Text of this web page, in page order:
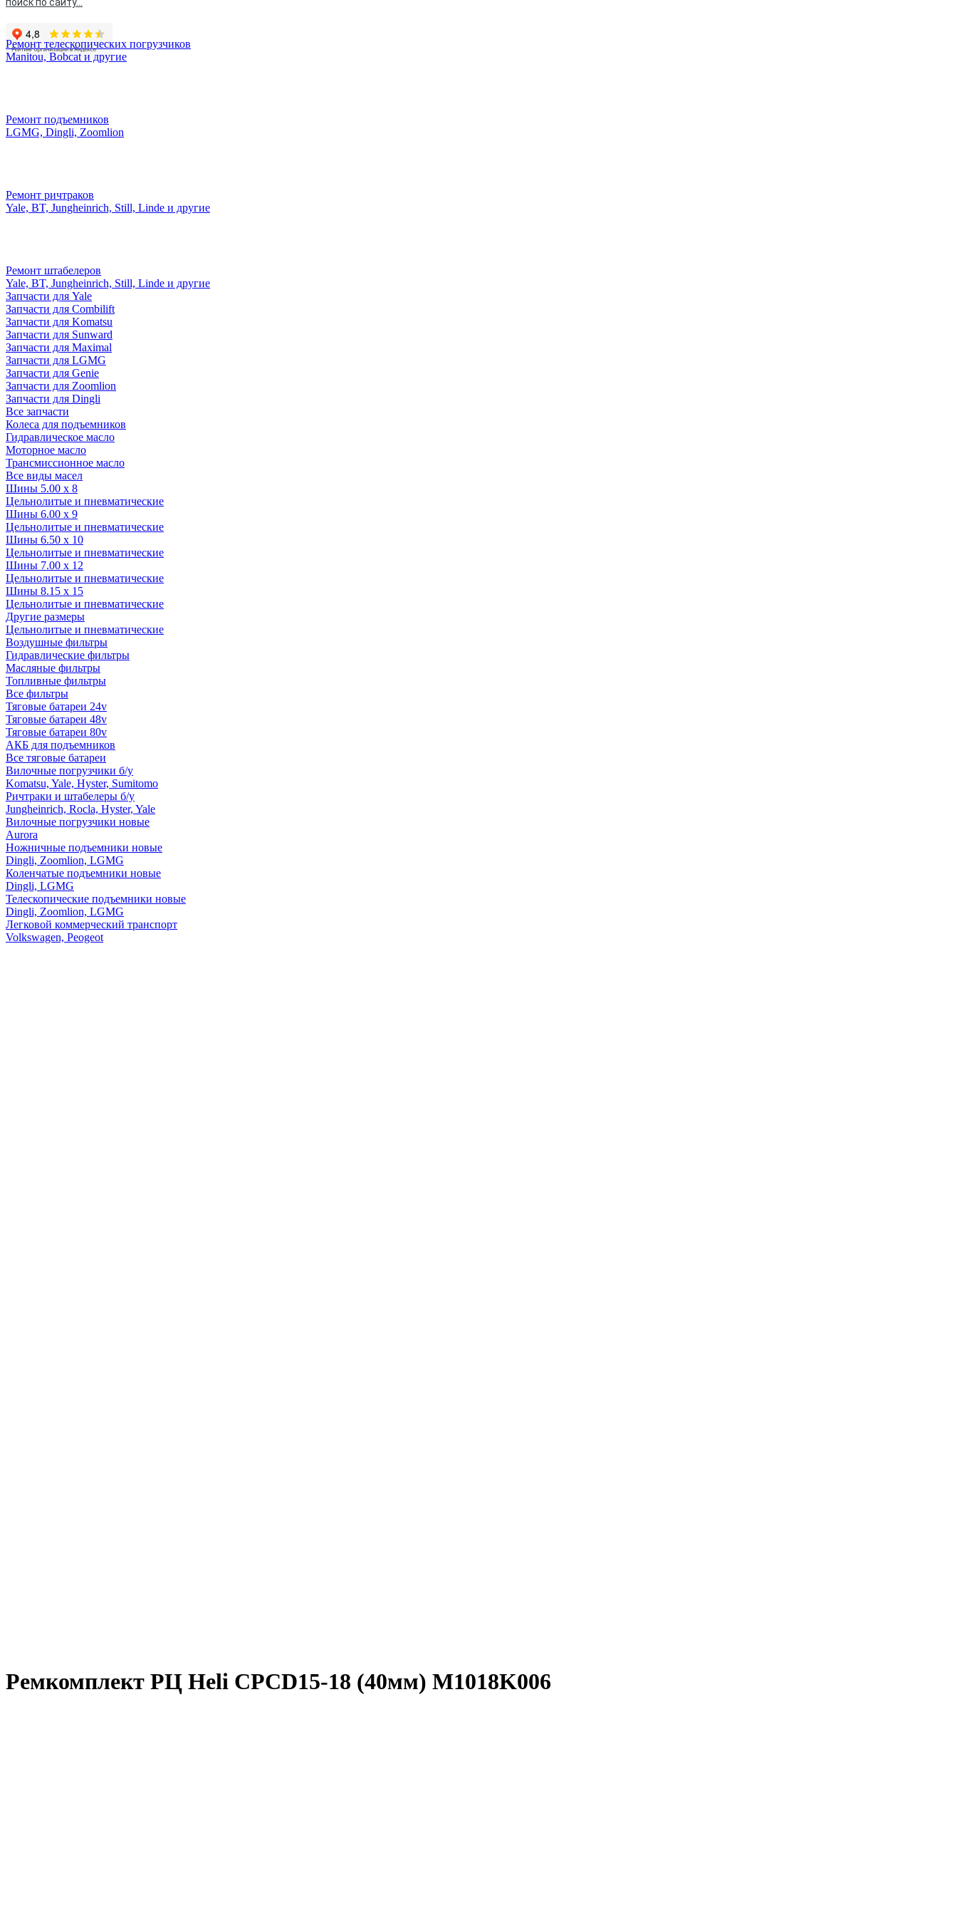
Ремонт телескопических погрузчиков
Manitou, Bobcat и другие
Ремонт подъемников
LGMG, Dingli, Zoomlion
Ремонт ричтраков
Yale, BT, Jungheinrich, Still, Linde и другие
Ремонт штабелеров
Yale, BT, Jungheinrich, Still, Linde и другие
Запчасти для Yale
Запчасти для Combilift
Запчасти для Komatsu
Запчасти для Sunward
Запчасти для Maximal
Запчасти для LGMG
Запчасти для Genie
Запчасти для Zoomlion
Запчасти для Dingli
Все запчасти
Колеса для подъемников
Гидравлическое масло
Моторное масло
Трансмиссионное масло
Все виды масел
Шины 5.00 x 8
Цельнолитые и пневматические
Шины 6.00 x 9
Цельнолитые и пневматические
Шины 6.50 x 10
Цельнолитые и пневматические
Шины 7.00 x 12
Цельнолитые и пневматические
Шины 8.15 x 15
Цельнолитые и пневматические
Другие размеры
Цельнолитые и пневматические
Воздушные фильтры
Гидравлические фильтры
Масляные фильтры
Топливные фильтры
Все фильтры
Тяговые батареи 24v
Тяговые батареи 48v
Тяговые батареи 80v
АКБ для подъемников
Все тяговые батареи
Вилочные погрузчики б/у
Komatsu, Yale, Hyster, Sumitomo
Ричтраки и штабелеры б/у
Jungheinrich, Rocla, Hyster, Yale
Вилочные погрузчики новые
Aurora
Ножничные подъемники новые
Dingli, Zoomlion, LGMG
Коленчатые подъемники новые
Dingli, LGMG
Телескопические подъемники новые
Dingli, Zoomlion, LGMG
Легковой коммерческий транспорт
Volkswagen, Peogeot
Ремкомплект РЦ Heli CPCD15-18 (40мм) M1018K006